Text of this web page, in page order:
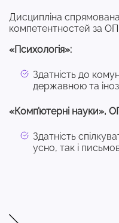
Дисципліна
компетентностей за
«Психологія»:
Здатність до
державною та
«Комп’ютерні науки»,
Здатність
усно, так і